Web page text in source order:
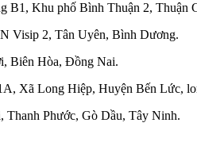
B1, Khu phố Bình Thuận 2, Thuận
Visip 2, Tân Uyên, Bình Dương.
Biên Hòa, Đồng Nai.
Xã Long Hiệp, Huyện Bến Lức,
Phước, Gò Dầu, Tây Ninh.